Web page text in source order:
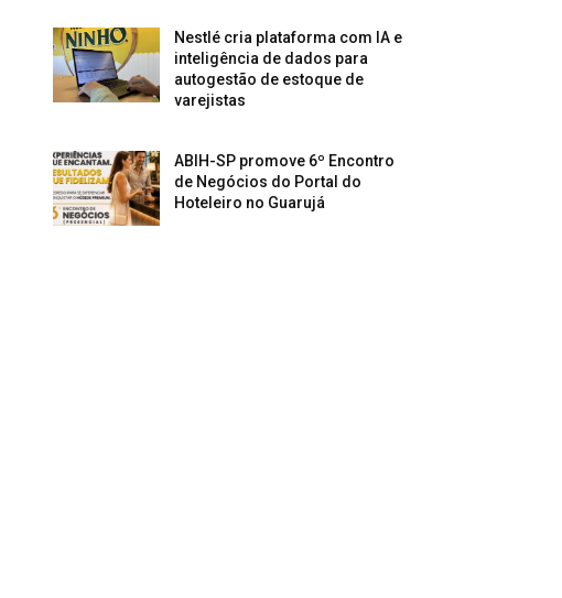
Nestlé cria plataforma com IA e
inteligência de dados para
autogestão de estoque de
varejistas
ABIH-SP promove 6º Encontro
de Negócios do Portal do
Hoteleiro no Guarujá